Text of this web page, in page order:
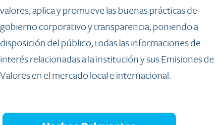
valores, aplica y promueve las buenas prácticas de
gobierno corporativo y transparencia, poniendo a
disposición del público, todas las informaciones de
interés relacionadas a la institución y sus Emisiones de
Valores en el mercado local e internacional.​